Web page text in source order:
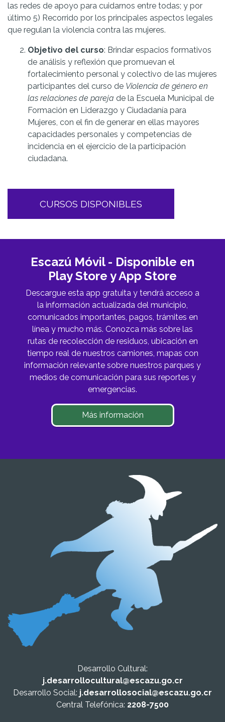
las redes de apoyo para cuidarnos entre todas; y por
último 5) Recorrido por los principales aspectos legales
que regulan la violencia contra las mujeres.
Objetivo del curso: Brindar espacios formativos
de análisis y reflexión que promuevan el
fortalecimiento personal y colectivo de las mujeres
participantes del curso de Violencia de género en
las relaciones de pareja de la Escuela Municipal de
Formación en Liderazgo y Ciudadanía para
Mujeres, con el fin de generar en ellas mayores
capacidades personales y competencias de
incidencia en el ejercicio de la participación
ciudadana.
CURSOS DISPONIBLES
Escazú Móvil - Disponible en
Play Store y App Store
Descargue esta app gratuita y tendrá acceso a
la información actualizada del municipio,
comunicados importantes, pagos, trámites en
línea y mucho más. Conozca más sobre las
rutas de recolección de residuos, ubicación en
tiempo real de nuestros camiones, mapas con
información relevante sobre nuestros parques y
medios de comunicación para sus reportes y
emergencias.
Más información
Desarrollo Cultural:
j.desarrollocultural@escazu.go.cr
Desarrollo Social: j.desarrollosocial@escazu.go.cr
Central Telefónica: 2208-7500